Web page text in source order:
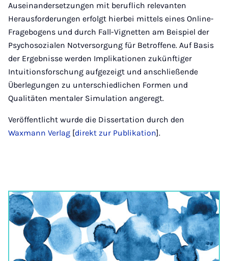
Auseinandersetzungen mit beruflich relevanten
Herausforderungen erfolgt hierbei mittels eines Online-
Fragebogens und durch Fall-Vignetten am Beispiel der
Psychosozialen Notversorgung für Betroffene. Auf Basis
der Ergebnisse werden Implikationen zukünftiger
Intuitionsforschung aufgezeigt und anschließende
Überlegungen zu unterschiedlichen Formen und
Qualitäten mentaler Simulation angeregt.
Veröffentlicht wurde die Dissertation durch den
Waxmann Verlag [direkt zur Publikation].